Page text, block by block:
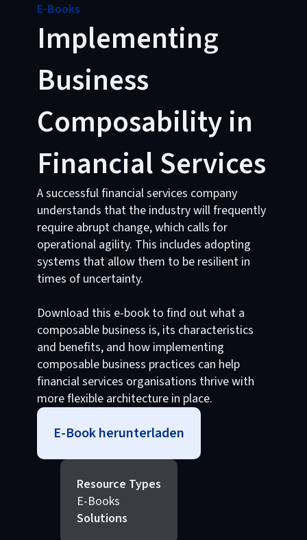
E-Books
Implementing
Business
Composability in
Financial Services
A successful financial services company
understands that the industry will frequently
require abrupt change, which calls for
operational agility. This includes adopting
systems that allow them to be resilient in
times of uncertainty.
Download this e-book to find out what a
composable business is, its characteristics
and benefits, and how implementing
composable business practices can help
financial services organisations thrive with
more flexible architecture in place.
E-Book herunterladen
Resource Types
E-Books
Solutions